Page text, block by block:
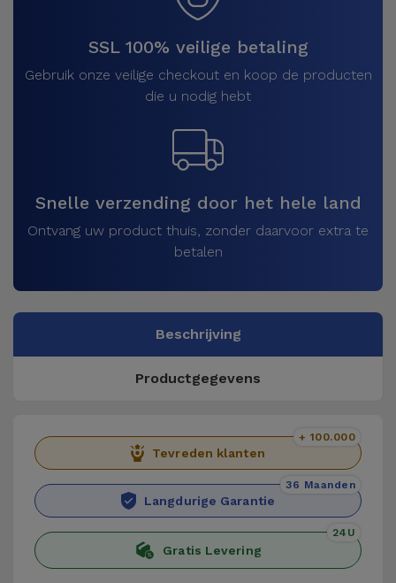
SSL 100% veilige betaling
Gebruik onze veilige checkout en koop de producten
die u nodig hebt
Snelle verzending door het hele land
Ontvang uw product thuis, zonder daarvoor extra te
betalen
Beschrijving
Productgegevens
Tevreden klanten
+ 100.000
Langdurige Garantie
36 Maanden
Gratis Levering
24U